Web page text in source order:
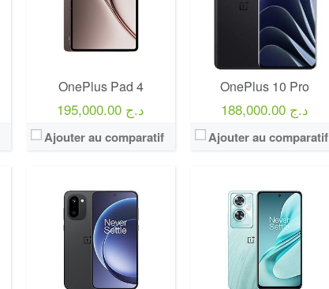
OnePlus Pad 4
195,000.00 د.ج
Ajouter au comparatif
OnePlus 10 Pro
188,000.00 د.ج
Ajouter au comparatif